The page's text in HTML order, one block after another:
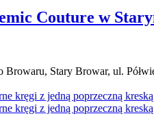
Couture w
Browaru, Stary Browar, ul.